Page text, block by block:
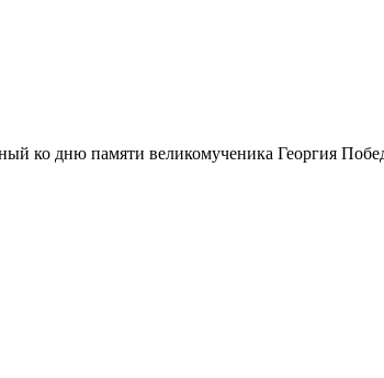
ко дню памяти великомученика Георгия